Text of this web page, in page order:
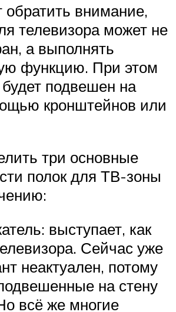
обратить внимание,
телевизора может не
а выполнять
функцию. При этом
подвешен на
кронштейнов или
три основные
полок для ТВ-зоны
выступает, как
Сейчас уже
неактуален, потому
на стену
всё же многие